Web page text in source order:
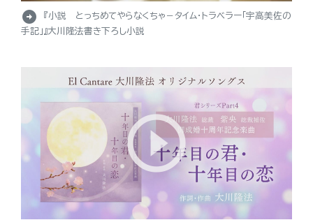
arrow_circle_right
『小説 とっちめてやらなくちゃ－タイム・トラベラー「宇高美佐の
手記」』大川隆法書き下ろし小説